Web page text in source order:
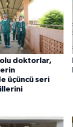
doktorlar,
üçüncü seri